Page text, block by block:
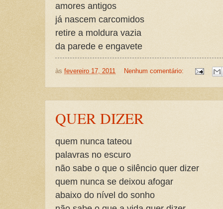
amores antigos
já nascem carcomidos
retire a moldura vazia
da parede e engavete
às fevereiro 17, 2011 Nenhum comentário:
QUER DIZER
quem nunca tateou
palavras no escuro
não sabe o que o silêncio quer dizer
quem nunca se deixou afogar
abaixo do nível do sonho